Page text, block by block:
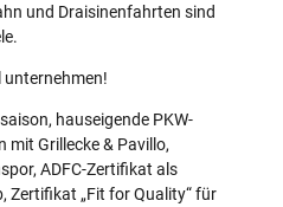
und Draisinenfahrten sind
unternehmen!
hauseigende PKW-
mit Grillecke & Pavillo,
ADFC-Zertifikat als
Zertifikat „Fit for Quality“ für